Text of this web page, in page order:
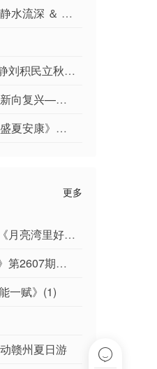
《八一军旗颂》 作者：静水流深 ＆ 朗诵：乔 乔
【京华精英社】推荐李静刘积民立秋专辑
忠义铸魂越千年 文脉启新向复兴——写在关公诞辰1866周年之际
【三苏文学】《散天花.盛夏安康》田贺老师的佳作
更多
【太行春秋】文旅随笔《月亮湾里好时光》河北/张文法 “遇见最美的夏天”主题征文
仿古新诗派《先锋文艺》第2607期微刊（下）同题诗《海的思念》之《杏坛芬芳》
一赋》(1)
赣州夏日游
